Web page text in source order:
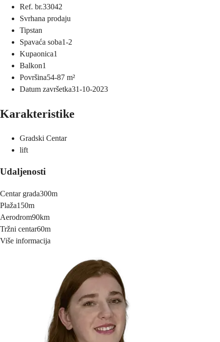
Ref. br.33042
Svrhana prodaju
Tipstan
Spavaća soba1-2
Kupaonica1
Balkon1
Površina54-87 m²
Datum završetka31-10-2023
Karakteristike
Gradski Centar
lift
Udaljenosti
Centar grada300m
Plaža150m
Aerodrom90km
Tržni centar60m
Više informacija